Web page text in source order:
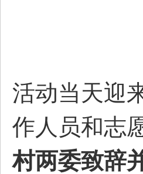
活动当天迎
作人员和志
村两委致辞